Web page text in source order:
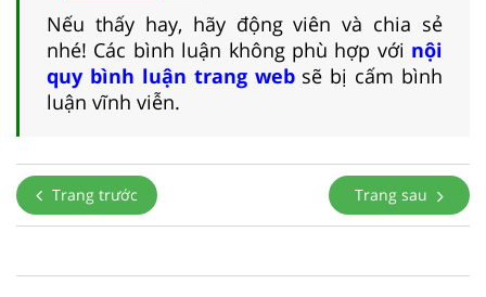
Nếu thấy hay, hãy động viên và chia sẻ
nhé! Các bình luận không phù hợp với nội
quy bình luận trang websẽ bị cấm bình
luận vĩnh viễn.
Trang trước Trang sau